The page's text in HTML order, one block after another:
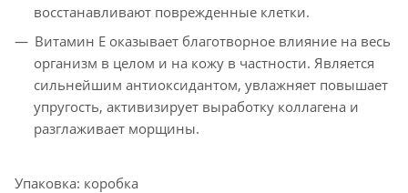
восстанавливают поврежденные клетки.
Витамин Е оказывает благотворное влияние на весь
организм в целом и на кожу в частности. Является
сильнейшим антиоксидантом, увлажняет повышает
упругость, активизирует выработку коллагена и
разглаживает морщины.
Упаковка: коробка